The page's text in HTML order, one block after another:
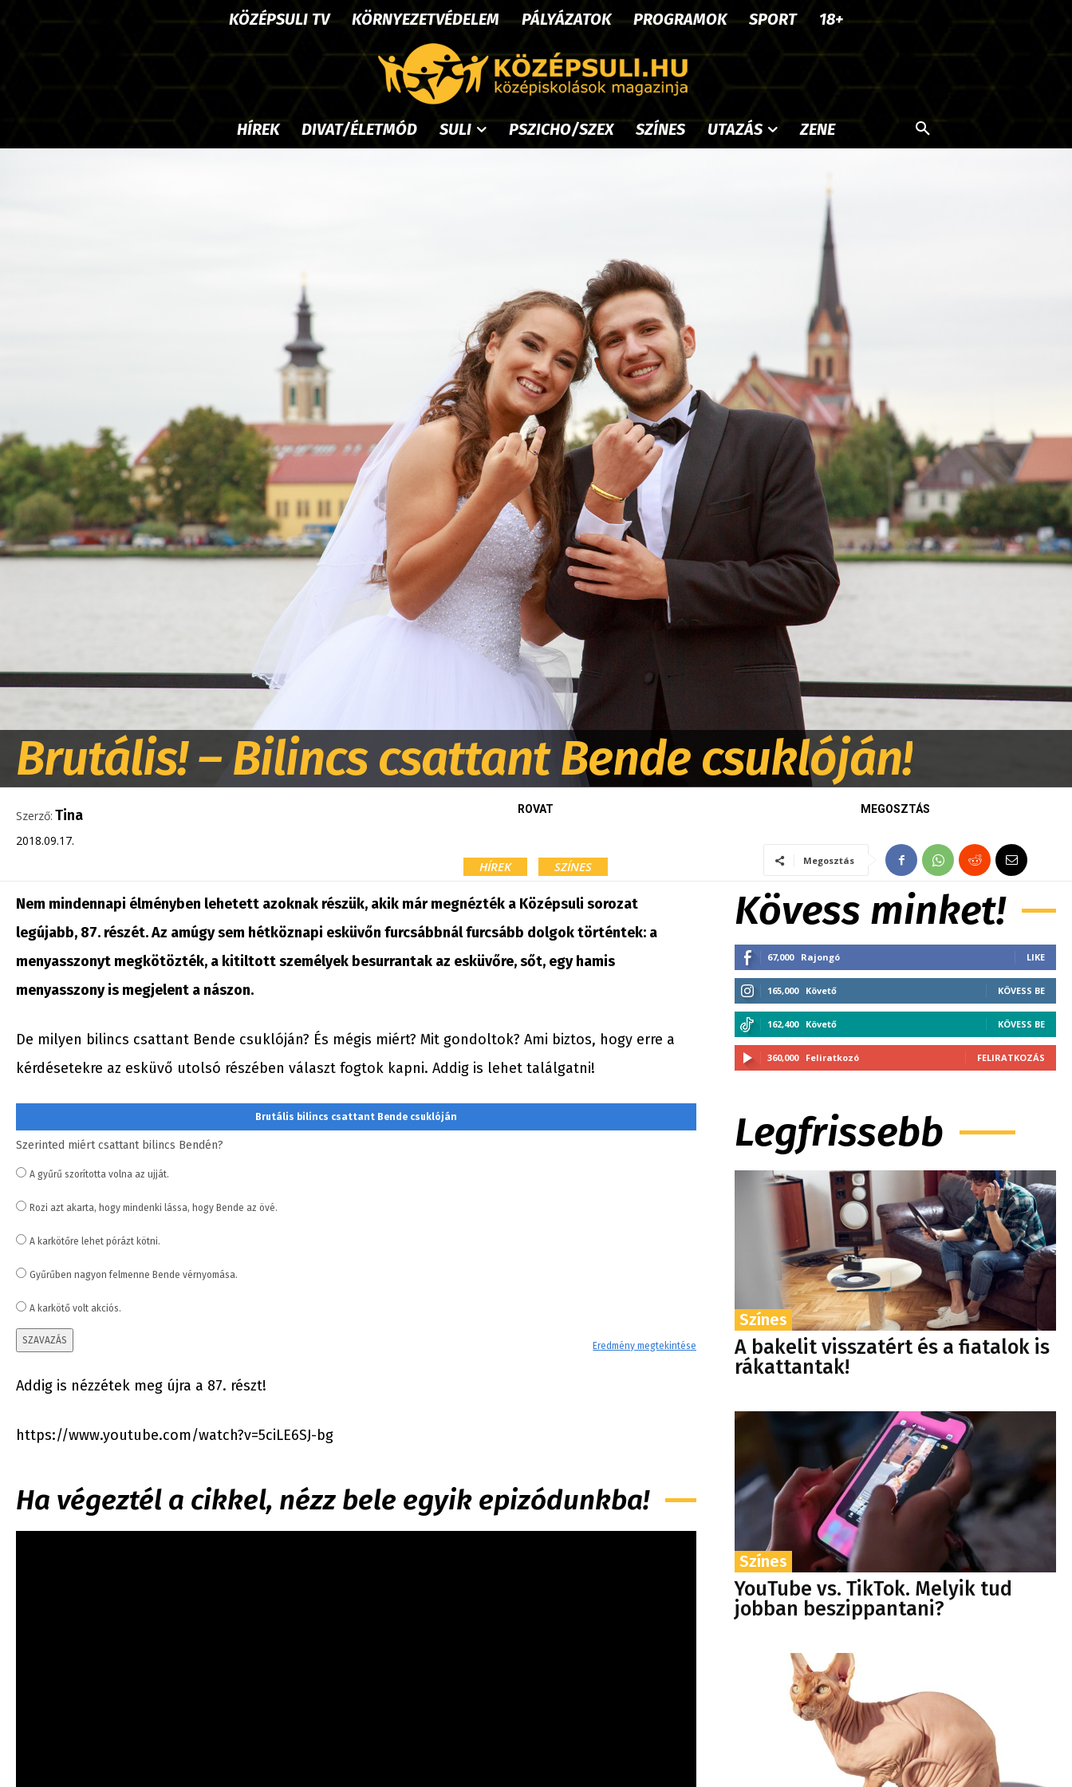
KÖZÉPSULI TV KÖRNYEZETVÉDELEM PÁLYÁZATOK PROGRAMOK SPORT 18+
HÍREK DIVAT/ÉLETMÓD SULI PSZICHO/SZEX SZÍNES UTAZÁS ZENE
Brutális! – Bilincs csattant Bende csuklóján!
Szerző: Tina
2018.09.17.
ROVAT
HÍREK SZÍNES
MEGOSZTÁS
Megosztás
Nem mindennapi élményben lehetett azoknak részük, akik már megnézték a Középsuli sorozat
legújabb, 87. részét. Az amúgy sem hétköznapi esküvőn furcsábbnál furcsább dolgok történtek: a
menyasszonyt megkötözték, a kitiltott személyek besurrantak az esküvőre, sőt, egy hamis
menyasszony is megjelent a nászon.
De milyen bilincs csattant Bende csuklóján? És mégis miért? Mit gondoltok? Ami biztos, hogy erre a
kérdésetekre az esküvő utolsó részében választ fogtok kapni. Addig is lehet találgatni!
Brutális bilincs csattant Bende csuklóján
Szerinted miért csattant bilincs Bendén?
A gyűrű szorította volna az ujját.
Rozi azt akarta, hogy mindenki lássa, hogy Bende az övé.
A karkötőre lehet pórázt kötni.
Gyűrűben nagyon felmenne Bende vérnyomása.
A karkötő volt akciós.
SZAVAZÁS Eredmény megtekintése
Addig is nézzétek meg újra a 87. részt!
https://www.youtube.com/watch?v=5ciLE6SJ-bg
Ha végeztél a cikkel, nézz bele egyik epizódunkba!
Kövess minket!
67,000 Rajongó LIKE
165,000 Követő KÖVESS BE
162,400 Követő KÖVESS BE
360,000 Feliratkozó FELIRATKOZÁS
Legfrissebb
Színes
A bakelit visszatért és a fiatalok is
rákattantak!
Színes
YouTube vs. TikTok. Melyik tud
jobban beszippantani?